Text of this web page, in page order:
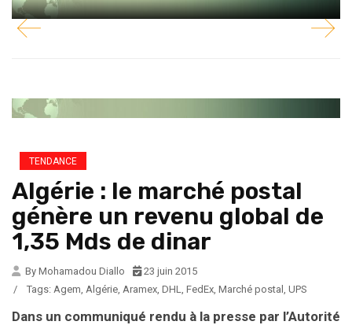
TENDANCE
Algérie : le marché postal
génère un revenu global de
1,35 Mds de dinar
By Mohamadou Diallo
23 juin 2015
/
Tags: Agem Algérie Aramex DHL FedEx Marché postal UPS
Dans un communiqué rendu à la presse par l’Autorité